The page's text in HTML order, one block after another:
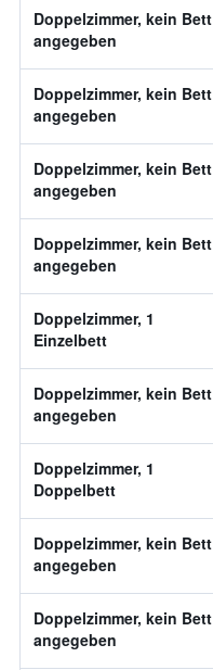
Doppelzimmer, kein Bett
angegeben
Doppelzimmer, kein Bett
angegeben
Doppelzimmer, kein Bett
angegeben
Doppelzimmer, kein Bett
angegeben
Doppelzimmer, 1
Einzelbett
Doppelzimmer, kein Bett
angegeben
Doppelzimmer, 1
Doppelbett
Doppelzimmer, kein Bett
angegeben
Doppelzimmer, kein Bett
angegeben